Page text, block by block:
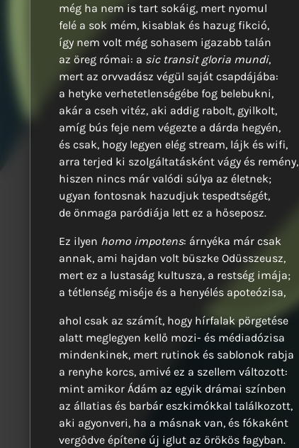
még ha nem is tart sokáig, mert nyomul
felé a sok mém, kisablak és hazug fikció,
így nem volt még sohasem igazabb talán
az öreg római: a sic transit gloria mundi,
mert az orvvadász végül saját csapdájába:
a hetyke verhetetlenségébe fog belebukni,
akár a cseh vitéz, aki addig rabolt, gyilkolt,
amíg bús feje nem végezte a dárda hegyén,
és csak, hogy legyen elég stream, lájk és wifi,
arra terjed ki szolgáltatásként vágy és remény,
hiszen nincs már valódi súlya az életnek;
ugyan fontosnak hazudjuk tespedtségét,
de önmaga paródiája lett ez a hőseposz.
Ez ilyen homo impotens: árnyéka már csak
annak, ami hajdan volt büszke Odüsszeusz,
mert ez a lustaság kultusza, a restség imája;
a tétlenség miséje és a henyélés apoteózisa,
ahol csak az számít, hogy hírfalak pörgetése
alatt meglegyen kellő mozi- és médiadózisa
mindenkinek, mert rutinok és sablonok rabja
a renyhe korcs, amivé ez a szellem változott:
mint amikor Ádám az egyik drámai színben
az állatias és barbár eszkimókkal találkozott,
aki agyonveri, ha a másnak van, és fókaként
vergődve építene új iglut az örökös fagyban.